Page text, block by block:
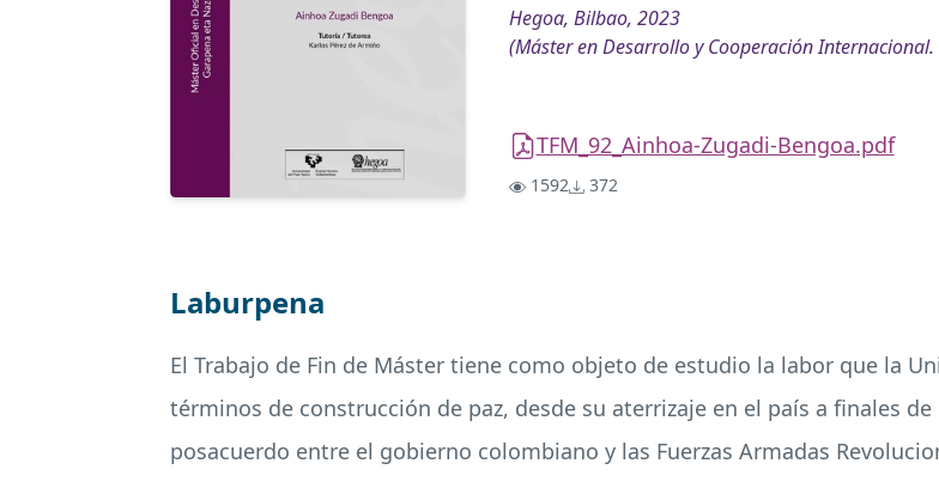
Hegoa, Bilbao, 2023
(Máster en Desarrollo y Cooperación
TFM_92_Ainhoa-Zugadi-Bengoa.pdf
1592 372
Laburpena
El Trabajo de Fin de Máster tiene como objeto de estudio la labor que la
términos de construcción de paz, desde su aterrizaje en el país a finales
posacuerdo entre el gobierno colombiano y las Fuerzas Armadas